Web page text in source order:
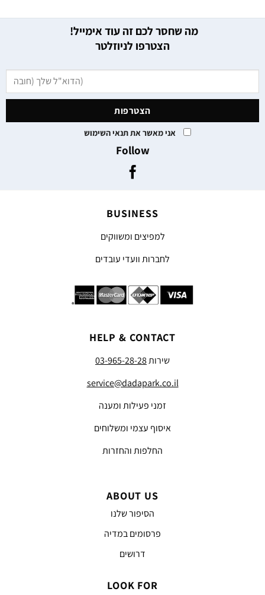
מה שחסר לכם זה עוד אימייל!
הצטרפו לניוזלטר
אני מאשר את תנאי השימוש
Follow
BUSINESS
למפיצים ומשווקים
לחברות וועדי עובדים
HELP & CONTACT
שירות03-965-28-28
service@dadapark.co.il
זמני פעילות ומענה
איסוף עצמי ומשלוחים
החלפות והחזרות
ABOUT US
הסיפור שלנו
פרסומים במדיה
דרושים
LOOK FOR